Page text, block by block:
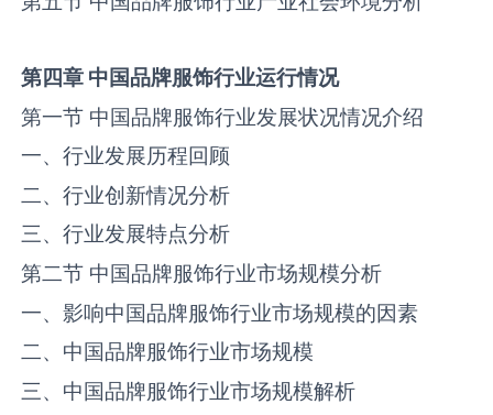
第四章 中国品牌服饰行业运行情况
第一节 中国品牌服饰行业发展状况情况介绍
一、行业发展历程回顾
二、行业创新情况分析
三、行业发展特点分析
第二节 中国品牌服饰行业市场规模分析
一、影响中国品牌服饰行业市场规模的因素
二、中国品牌服饰行业市场规模
三、中国品牌服饰行业市场规模解析